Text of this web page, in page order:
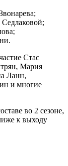
Стас
Мария
Ланн,
и многие
во 2 сезоне,
к выходу